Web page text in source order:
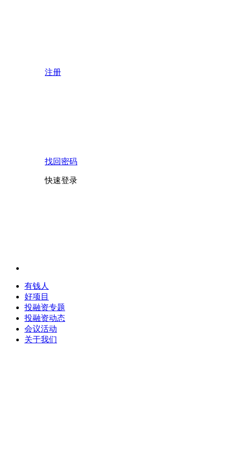
注册
找回密码
快速登录
有钱人
好项目
投融资专题
投融资动态
会议活动
关于我们